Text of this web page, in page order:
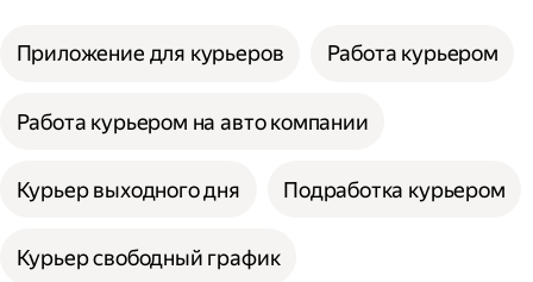
Приложение для курьеров Работа курьером
Работа курьером на авто компании
Курьер выходного дня Подработка курьером
Курьер свободный график